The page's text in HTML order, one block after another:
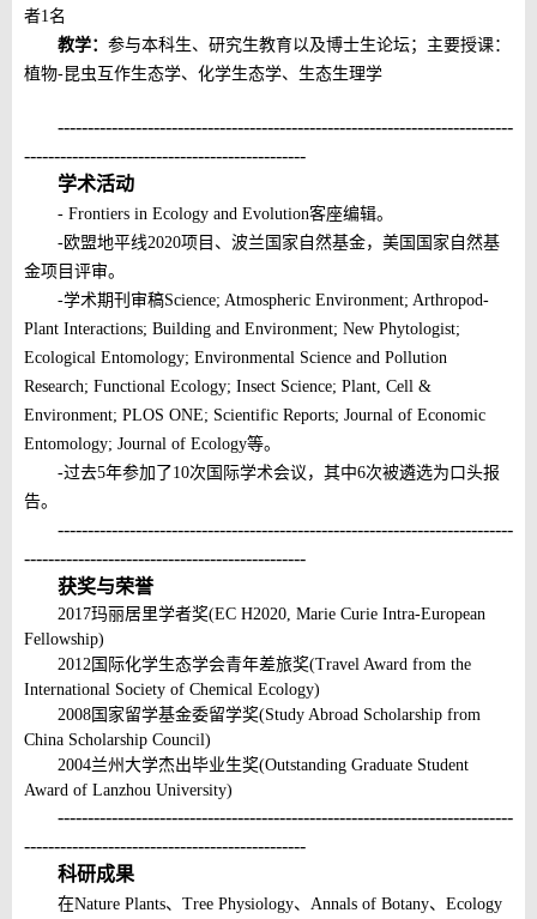
者1名
教学： 参与本科生、研究生教育以及博士生论坛；主要授课：
植物-昆虫互作生态学、化学生态学、生态生理学
----------------------------------------------------------------------------
-----------------------------------------------
学术活动
- Frontiers in Ecology and Evolution客座编辑。
-欧盟地平线2020项目、波兰国家自然基金，美国国家自然基
金项目评审。
-学术期刊 审稿Science; Atmospheric Environment; Arthropod-
Plant Interactions; Building and Environment; New Phytologist;
Ecological Entomology; Environmental Science and Pollution
Research; Functional Ecology; Insect Science; Plant, Cell &
Environment; PLOS ONE; Scientific Reports; Journal of Economic
Entomology; Journal of Ecology等。
-过去5年参加了10次国际学术会议，其中6次被遴选为口头报
告。
----------------------------------------------------------------------------
-----------------------------------------------
获奖与荣誉
2017玛丽居里学者奖(EC H2020, Marie Curie Intra-European
Fellowship)
2012 国际化学生态学会青年差旅奖(Travel Award from the
International Society of Chemical Ecology)
2008 国家留学基金委留学奖(Study Abroad Scholarship from
China Scholarship Council)
2004兰州大学杰出毕业生奖(Outstanding Graduate Student
Award of Lanzhou University)
----------------------------------------------------------------------------
-----------------------------------------------
科研成果
在Nature Plants、 Tree Physiology、 Annals of Botany、 Ecology